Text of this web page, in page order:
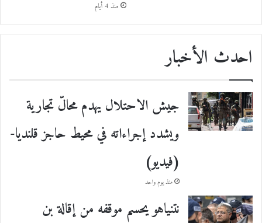
منذ 4 أيام
احدث الأخبار
جيش الاحتلال يهدم محالّ تجارية
ويشدد إجراءاته في محيط حاجز قلنديا-
(فيديو)
منذ يوم واحد
نتنياهو يحسم موقفه من إقالة بن